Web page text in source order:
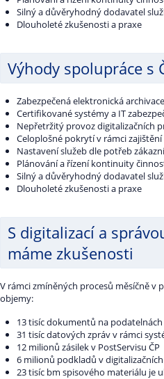
Silný a důvěryhodný dodavatel
Dlouholeté zkušenosti a praxe
Výhody spolupráce s
Zabezpečená elektronická
Certifikované systémy a IT
Nepřetržitý provoz digitalizačních
Celoplošné pokrytí v rámci
Nastavení služeb dle potřeb
Plánování a řízení kontinuity
Silný a důvěryhodný dodavatel
Dlouholeté zkušenosti a praxe
S digitalizací a
máme zkušenosti
V rámci zmíněných procesů měsíčně v
objemy:
13 tisíc dokumentů na podatelnách
31 tisíc datových zpráv v rámci
12 milionů zásilek v PostServisu ČP
6 milionů podkladů v digitalizačních
23 tisíc bm spisového materiálu je